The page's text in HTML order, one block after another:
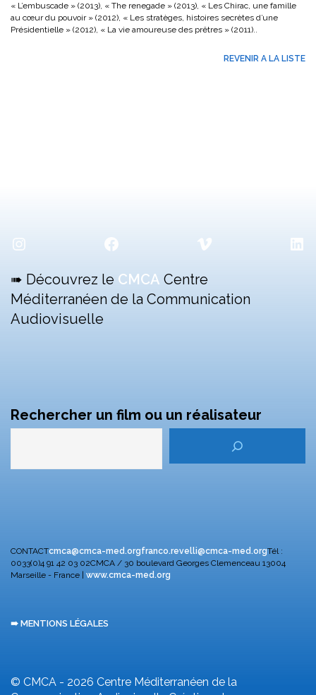
« L’embuscade » (2013), « The renegade » (2013), « Les Chirac, une famille
au cœur du pouvoir » (2012), « Les stratèges, histoires secrètes d’une
Présidentielle » (2012), « La vie amoureuse des prêtres » (2011)..
REVENIR A LA LISTE
Instagram Facebook Vimeo
➠ Découvrez le CMCA Centre
Méditerranéen de la Communication
Audiovisuelle
Rechercher un film ou un réalisateur
CONTACTcmca@cmca-med.orgfranco.revelli@cmca-med.orgTél :
0033(0)4 91 42 03 02CMCA / 30 boulevard Georges Clemenceau 13004
Marseille - France | www.cmca-med.org
➠ MENTIONS LÉGALES
© CMCA - 2026 Centre Méditerranéen de la